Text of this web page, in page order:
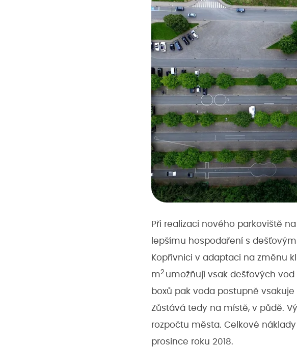
Při realizaci nového parkoviště
lepšímu hospodaření s
Kopřivnici v adaptaci na změnu
m2 umožňují vsak dešťových
boxů pak voda postupně
Zůstává tedy na místě, v půdě.
rozpočtu města. Celkové
prosince roku 2018.